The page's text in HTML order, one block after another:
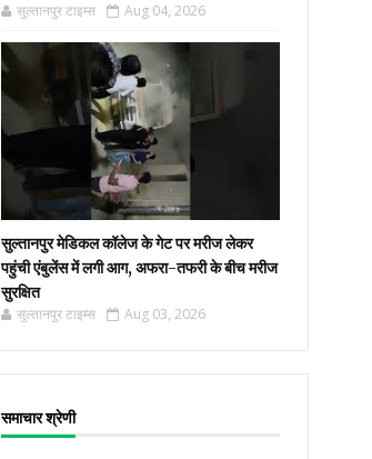
सुल्तानपुर टाइम्स Aug 04, 2026
सुल्तानपुर मेडिकल कॉलेज के गेट पर मरीज लेकर
पहुंची एंबुलेंस में लगी आग, अफरा-तफरी के बीच मरीज
सुरक्षित
सुल्तानपुर टाइम्स Aug 03, 2026
समाचार श्रेणी